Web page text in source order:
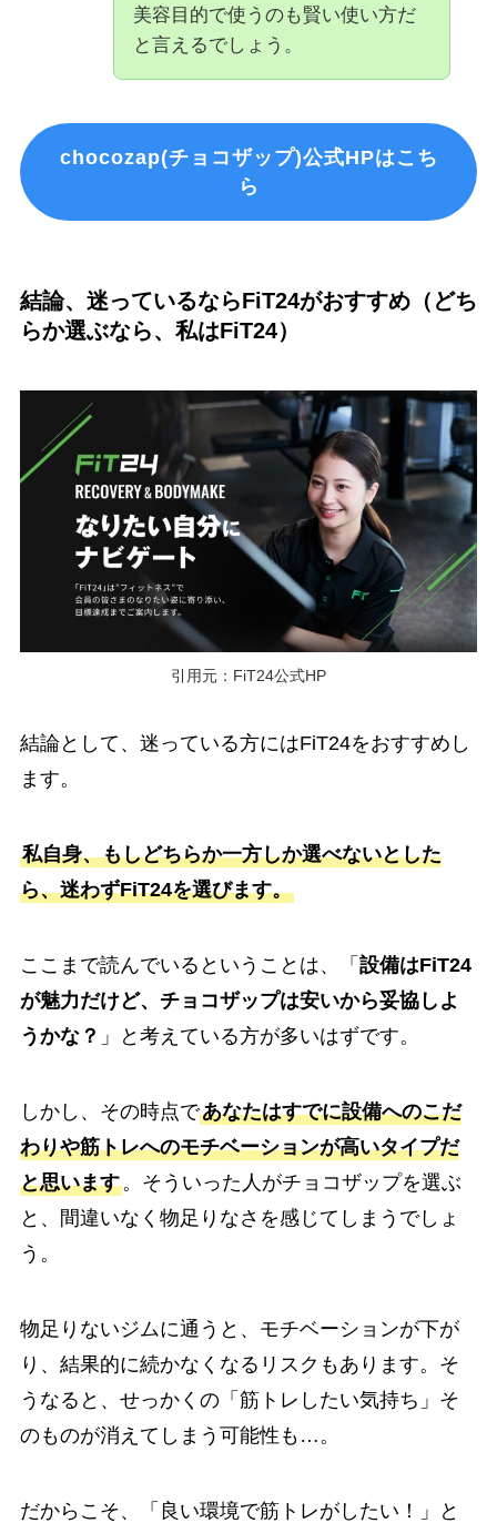
美容目的で使うのも賢い使い方だ
と言えるでしょう。
chocozap(チョコザップ)公式HPはこち
ら
結論、迷っているならFiT24がおすすめ（どち
らか選ぶなら、私はFiT24）
引用元：FiT24公式HP
結論として、迷っている方にはFiT24をおすすめし
ます。
私自身、もしどちらか一方しか選べないとした
ら、迷わずFiT24を選びます。
ここまで読んでいるということは、「 設備はFiT24
が魅力だけど、チョコザップは安いから妥協しよ
うかな？ 」と考えている方が多いはずです。
しかし、その時点であなたはすでに設備へのこだ
わりや筋トレへのモチベーションが高いタイプだ
と思います。そういった人がチョコザップを選ぶ
と、間違いなく物足りなさを感じてしまうでしょ
う。
物足りないジムに通うと、モチベーションが下が
り、結果的に続かなくなるリスクもあります。そ
うなると、せっかくの「筋トレしたい気持ち」そ
のものが消えてしまう可能性も…。
だからこそ、「良い環境で筋トレがしたい！」と